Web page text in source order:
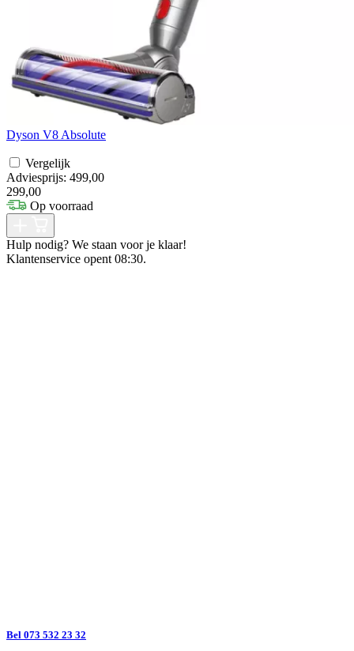
Dyson V8 Absolute
Vergelijk
Adviesprijs: 499,00
299,00
Op voorraad
Hulp nodig? We staan voor je klaar!
Klantenservice opent 08:30.
Bel 073 532 23 32